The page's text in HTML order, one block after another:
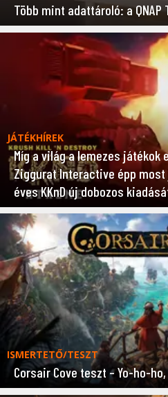
Több mint adattároló: a QNAP
JÁTÉKHÍREK
Míg a világ a lemezes játékok
Ziggurat Interactive épp most
éves KKnD új dobozos
ISMERTETŐ/TESZT
Corsair Cove teszt – Yo-ho-